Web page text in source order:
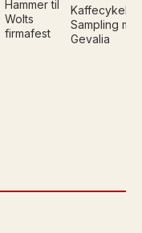
Hammer til
Wolts
firmafest
Kaffecykel
Sampling
Gevalia